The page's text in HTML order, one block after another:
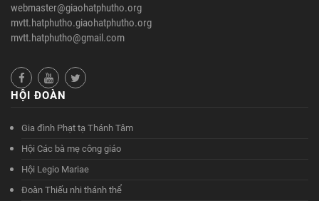
webmaster@giaohatphutho.org
mvtt.hatphutho.giaohatphutho.org
mvtt.hatphutho@gmail.com
HỘI ĐOÀN
Gia đình Phạt tạ Thánh Tâm
Hội Các bà mẹ công giáo
Hội Legio Mariae
Đoàn Thiếu nhi thánh thể